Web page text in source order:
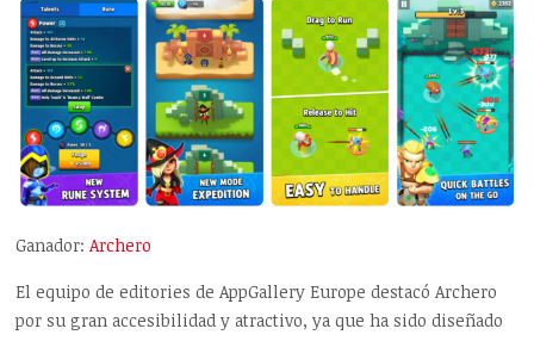
Ganador:Archero
El equipo de editories de AppGallery Europe destacó Archero
por su gran accesibilidad y atractivo, ya que ha sido diseñado